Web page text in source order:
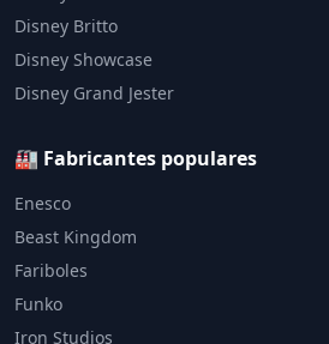
Disney Britto
Disney Showcase
Disney Grand Jester
🏭 Fabricantes populares
Enesco
Beast Kingdom
Fariboles
Funko
Iron Studios